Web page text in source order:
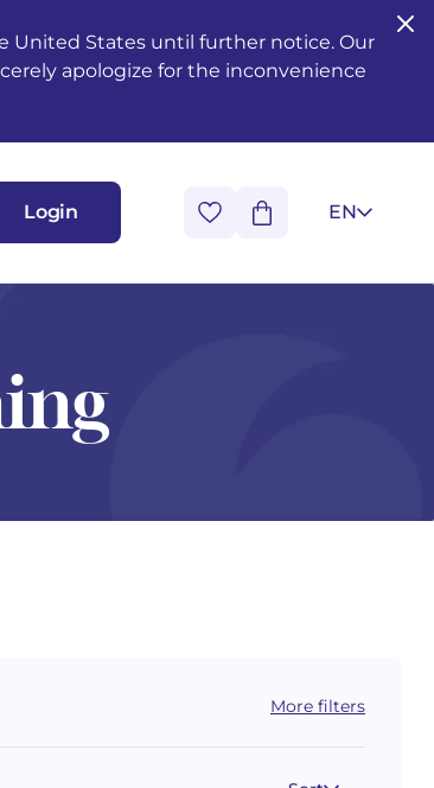
United States until further notice. Our
apologize for the inconvenience
Login EN
More filters